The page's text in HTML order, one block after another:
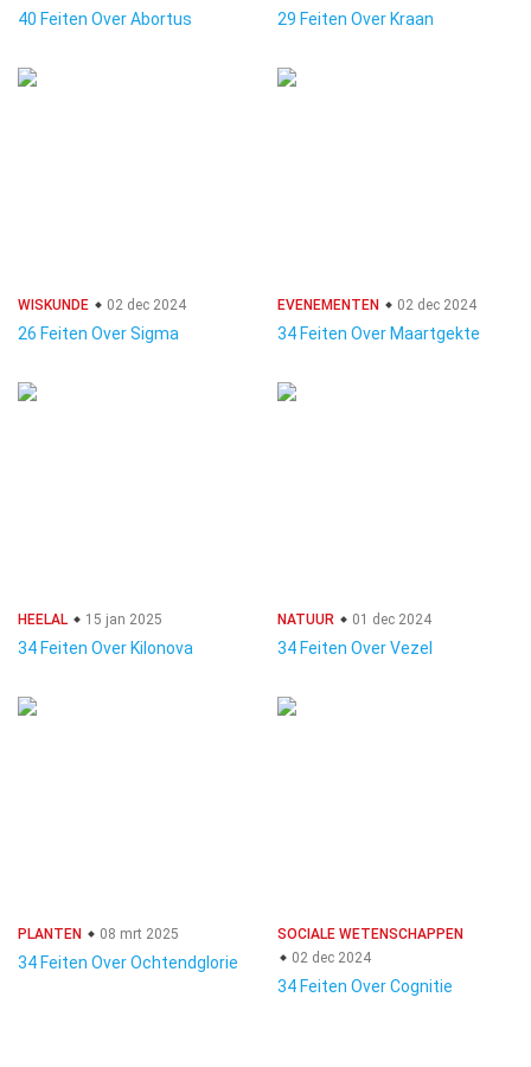
40 Feiten Over Abortus 29 Feiten Over Kraan
WISKUNDE 02 dec 2024
26 Feiten Over Sigma
EVENEMENTEN 02 dec 2024
34 Feiten Over Maartgekte
HEELAL 15 jan 2025
34 Feiten Over Kilonova
NATUUR 01 dec 2024
34 Feiten Over Vezel
PLANTEN 08 mrt 2025
34 Feiten Over Ochtendglorie
SOCIALE WETENSCHAPPEN
02 dec 2024
34 Feiten Over Cognitie